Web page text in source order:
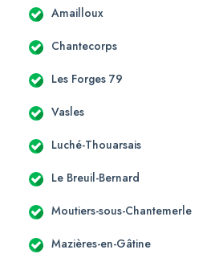
Amailloux
Chantecorps
Les Forges 79
Vasles
Luché-Thouarsais
Le Breuil-Bernard
Moutiers-sous-Chantemerle
Mazières-en-Gâtine